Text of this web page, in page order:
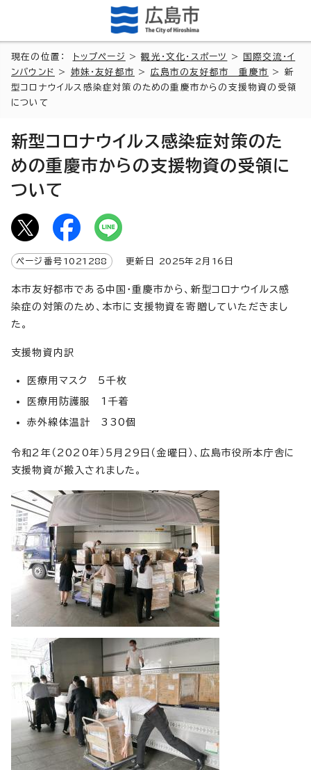
現在の位置： トップページ >観光・文化・スポーツ >
国際交流・イ
ンバウンド
> 姉妹・友好都市 > 広島市の友好都市 重慶市
> 新
型コロナウイルス感染症対策のための重慶市からの支援物資の受領
について
新型コロナウイルス感染症対策のた
めの重慶市からの支援物資の受領に
ついて
ページ番号 1021288 更新日 2025年2月 16 日
本市友好都市である中国・重慶市から、新型コロナウイルス感
染症の対策のため、本市に支援物資を寄贈していただきまし
た。
支援物資内訳
医療用マスク 5千枚
医療用防護服 1千着
赤外線体温計 330個
令和2年（2020年）5月29日（金曜日）、広島市役所本庁舎に
支援物資が搬入されました。